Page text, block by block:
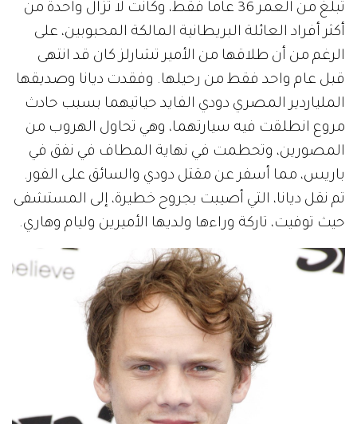
تبلغ من العمر 36 عاماً فقط، وكانت لا تزال واحدة من
أكثر أفراد العائلة البريطانية المالكة المحبوبين، على
الرغم من أن طلاقها من الأمير تشارلز كان قد انتهى
قبل عام واحد فقط من رحيلها. وفقدت ديانا وصديقها
الملياردير المصري دودي الفايد حياتيهما بسبب حادث
مروع انطلقت فيه سيارتهما، وهي تحاول الهروب من
المصورين، وتحطمت في نهاية المطاف في نفق في
باريس، مما أسفر عن مقتل دودي والسائق على الفور.
تم نقل ديانا، التي أصيبت بجروح خطيرة، إلى المستشفى
حيث توفيت، تاركة وراءها ولديها الأميرين وليام وهاري.